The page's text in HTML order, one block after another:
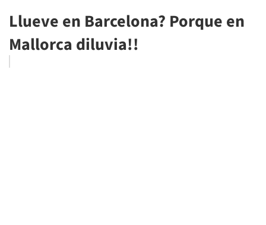
Llueve en Barcelona? Porque en
Mallorca diluvia!!